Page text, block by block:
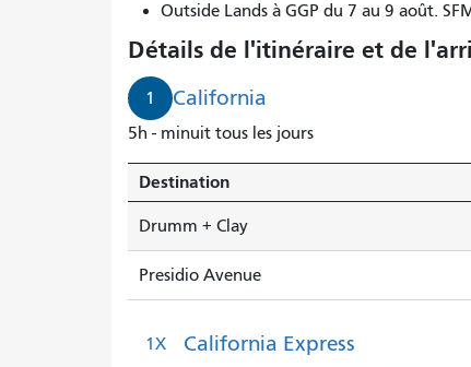
Outside Lands à GGP du 7 au 9 août.
Détails de l'itinéraire et de
1 California
5h - minuit tous les jours
Destination
Drumm + Clay
Presidio Avenue
1X California Express